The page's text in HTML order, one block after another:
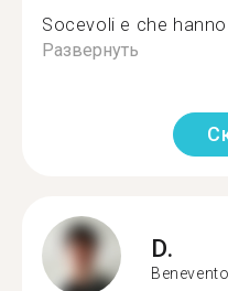
Socevoli e che
Развернуть
D.
Benevento